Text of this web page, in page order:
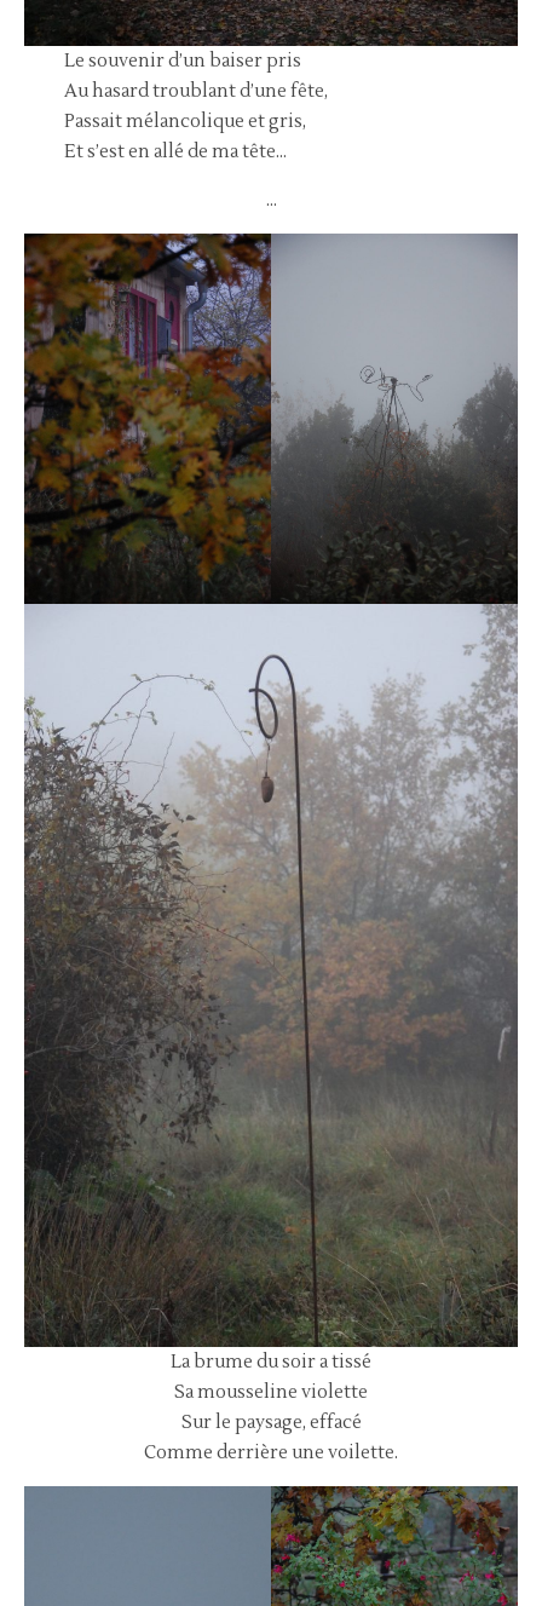
Le souvenir d’un baiser pris
Au hasard troublant d’une fête,
Passait mélancolique et gris,
Et s’est en allé de ma tête…
…
La brume du soir a tissé
Sa mousseline violette
Sur le paysage, effacé
Comme derrière une voilette.